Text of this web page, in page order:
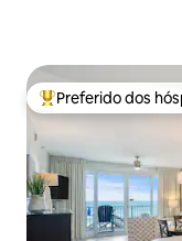
Entre os melhores
Preferido dos